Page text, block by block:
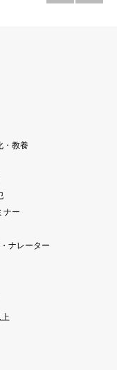
・教養
ナー
ナレーター